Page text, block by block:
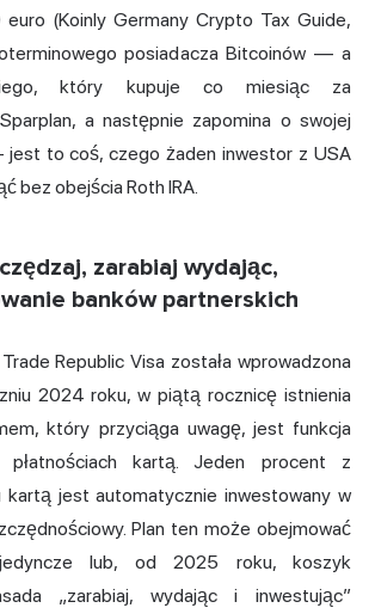
(Koinly Germany Crypto Tax Guide,
posiadacza Bitcoinów — a
który kupuje co miesiąc za
a następnie zapomina o swojej
to coś, czego żaden inwestor z USA
bez obejścia Roth IRA.
zarabiaj wydając,
banków partnerskich
Republic Visa została wprowadzona
2024 roku, w piątą rocznicę istnienia
który przyciąga uwagę, jest funkcja
płatnościach kartą. Jeden procent z
kartą jest automatycznie inwestowany w
Plan ten może obejmować
lub, od 2025 roku, koszyk
„zarabiaj, wydając i inwestując”